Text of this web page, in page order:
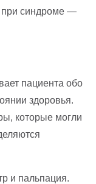
при синдроме —
пациента обо
здоровья.
которые могли
и пальпация.